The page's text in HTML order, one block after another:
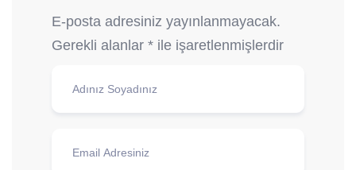
E-posta adresiniz yayınlanmayacak.
Gerekli alanlar * ile işaretlenmişlerdir